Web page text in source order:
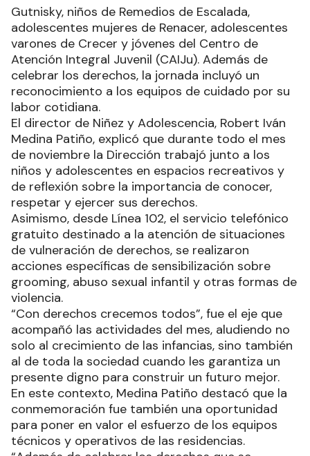
Gutnisky, niños de Remedios de Escalada,
adolescentes mujeres de Renacer, adolescentes
varones de Crecer y jóvenes del Centro de
Atención Integral Juvenil (CAIJu). Además de
celebrar los derechos, la jornada incluyó un
reconocimiento a los equipos de cuidado por su
labor cotidiana.
El director de Niñez y Adolescencia, Robert Iván
Medina Patiño, explicó que durante todo el mes
de noviembre la Dirección trabajó junto a los
niños y adolescentes en espacios recreativos y
de reflexión sobre la importancia de conocer,
respetar y ejercer sus derechos.
Asimismo, desde Línea 102, el servicio telefónico
gratuito destinado a la atención de situaciones
de vulneración de derechos, se realizaron
acciones específicas de sensibilización sobre
grooming, abuso sexual infantil y otras formas de
violencia.
“Con derechos crecemos todos”, fue el eje que
acompañó las actividades del mes, aludiendo no
solo al crecimiento de las infancias, sino también
al de toda la sociedad cuando les garantiza un
presente digno para construir un futuro mejor.
En este contexto, Medina Patiño destacó que la
conmemoración fue también una oportunidad
para poner en valor el esfuerzo de los equipos
técnicos y operativos de las residencias.